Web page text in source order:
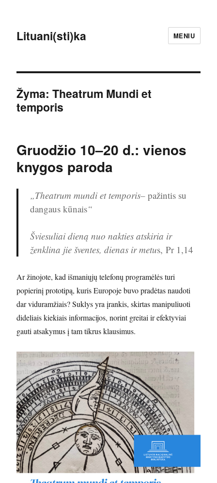
Lituani(sti)ka MENIU
Žyma:Theatrum Mundi et
temporis
Gruodžio 10–20 d.: vienos
knygos paroda
„Theatrum mundi et temporis– pažintis su
dangaus kūnais“
Šviesuliai dieną nuo nakties atskiria ir
ženklina jie šventes, dienas ir metus, Pr 1,14
Ar žinojote, kad išmaniųjų telefonų programėlės turi
popierinį prototipą, kuris Europoje buvo pradėtas naudoti
dar viduramžiais? Suklys yra įrankis, skirtas manipuliuoti
dideliais kiekiais informacijos, norint greitai ir efektyviai
gauti atsakymus į tam tikrus klausimus.